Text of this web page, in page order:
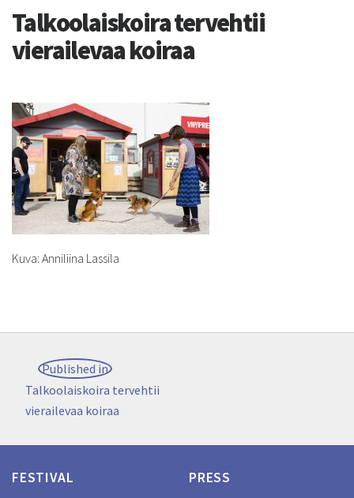
Talkoolaiskoira tervehtii
vierailevaa koiraa
Kuva: Anniliina Lassila
Post
navigation
Published in
Talkoolaiskoira tervehtii
vierailevaa koiraa
FESTIVAL PRESS